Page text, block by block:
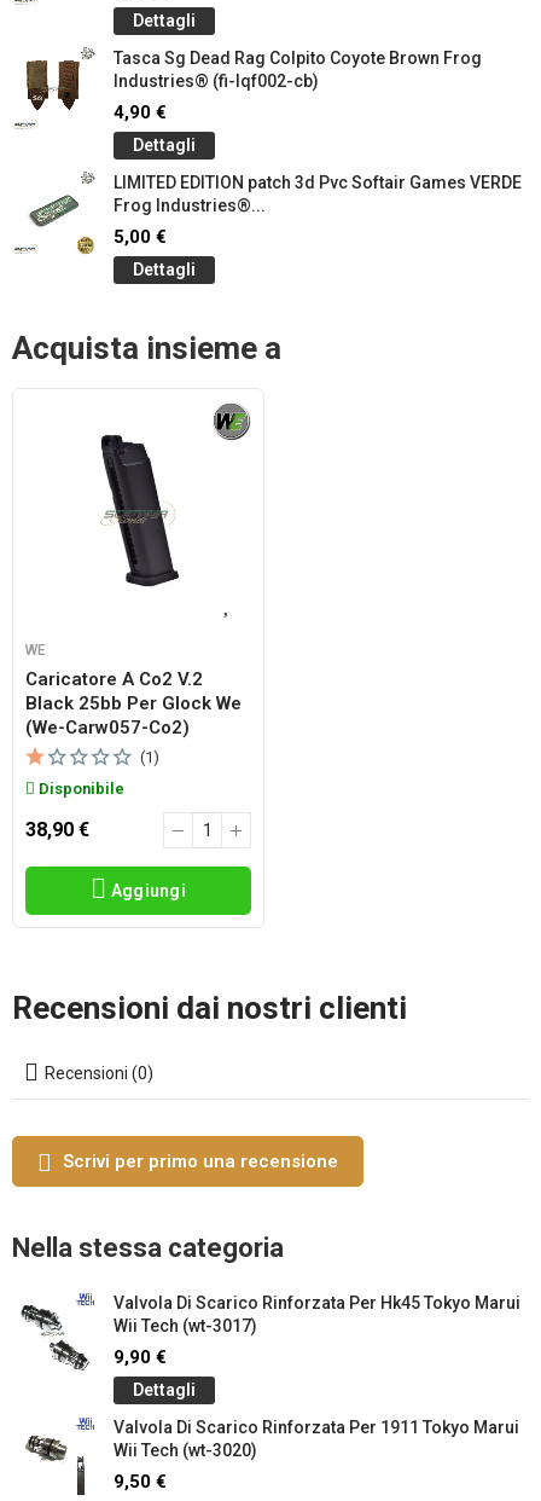
Dettagli
Tasca Sg Dead Rag Colpito Coyote Brown Frog
Industries® (fi-lqf002-cb)
4,90 €
Dettagli
LIMITED EDITION patch 3d Pvc Softair Games VERDE
Frog Industries®...
5,00 €
Dettagli
Acquista insieme a
WE
Caricatore A Co2 V.2
Black 25bb Per Glock We
(we-Carw057-Co2)
(1)
Disponibile
38,90 €
Aggiungi
Recensioni dai nostri clienti
Recensioni (0)
Scrivi per primo una recensione
Nella stessa categoria
Valvola Di Scarico Rinforzata Per Hk45 Tokyo Marui
Wii Tech (wt-3017)
9,90 €
Dettagli
Valvola Di Scarico Rinforzata Per 1911 Tokyo Marui
Wii Tech (wt-3020)
9,50 €